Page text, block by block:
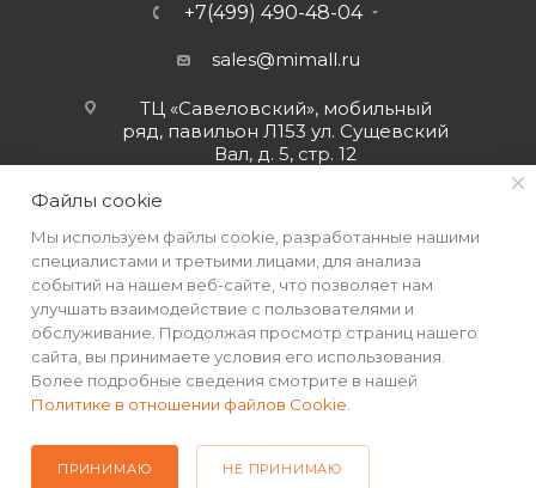
+7(499) 490-48-04
sales@mimall.ru
ТЦ «Савеловский», мобильный
ряд, павильон Л153 ул. Сущевский
Вал, д. 5, стр. 12
2026 © Интернет-магазин MiMall® • Не является публичной
офертой • 2026 г.
Файлы cookie
Мы используем файлы cookie, разработанные нашими
специалистами и третьими лицами, для анализа
событий на нашем веб-сайте, что позволяет нам
улучшать взаимодействие с пользователями и
обслуживание. Продолжая просмотр страниц нашего
сайта, вы принимаете условия его использования.
Более подробные сведения смотрите в нашей
Политике в отношении файлов Cookie
ПРИНИМАЮ НЕ ПРИНИМАЮ